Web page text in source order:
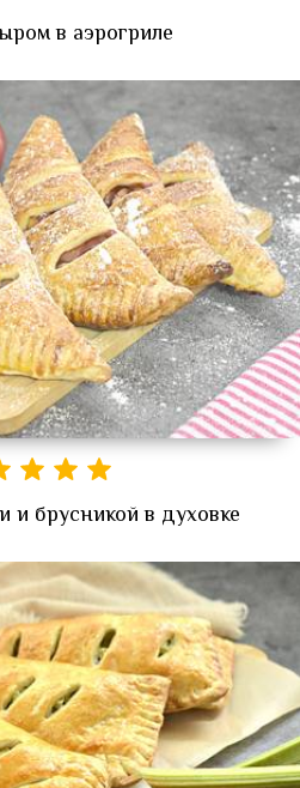
в аэрогриле
и брусникой в духовке